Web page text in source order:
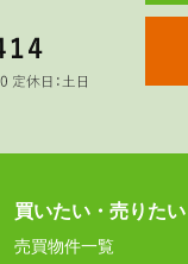
買いたい・売りたい
売買物件一覧